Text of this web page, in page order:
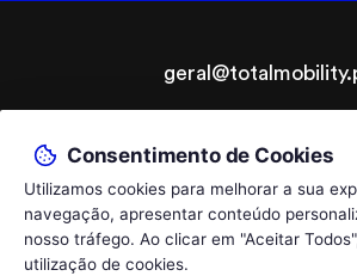
© 2026 TotalMobility - Adaptações Auto e Ajudas
Lda.
Política de PrivacidadeLivro de
chamada para a rede fixa nacional, custo de
Consentimento de Cookies
Utilizamos cookies para melhorar a sua
navegação, apresentar conteúdo
nosso tráfego. Ao clicar em "Aceitar
utilização de cookies.